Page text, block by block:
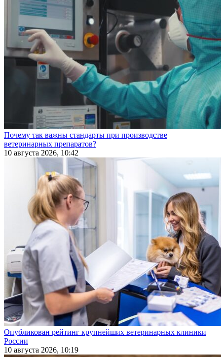
Почему так важны стандарты при производстве
ветеринарных препаратов?
10 августа 2026, 10:42
Опубликован рейтинг крупнейших ветеринарных клиники
России
10 августа 2026, 10:19